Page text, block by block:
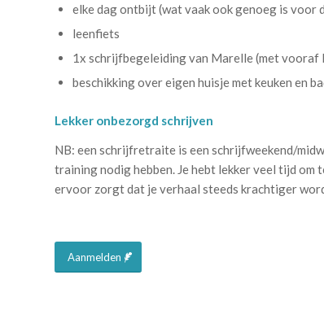
elke dag ontbijt (wat vaak ook genoeg is voor
leenfiets
1x schrijfbegeleiding van Marelle (met vooraf
beschikking over eigen huisje met keuken en
Lekker onbezorgd schrijven
NB: een schrijfretraite is een schrijfweekend/
training nodig hebben. Je hebt lekker veel tijd om
ervoor zorgt dat je verhaal steeds krachtiger
Aanmelden